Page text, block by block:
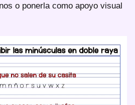
o ponerla como apoyo visual